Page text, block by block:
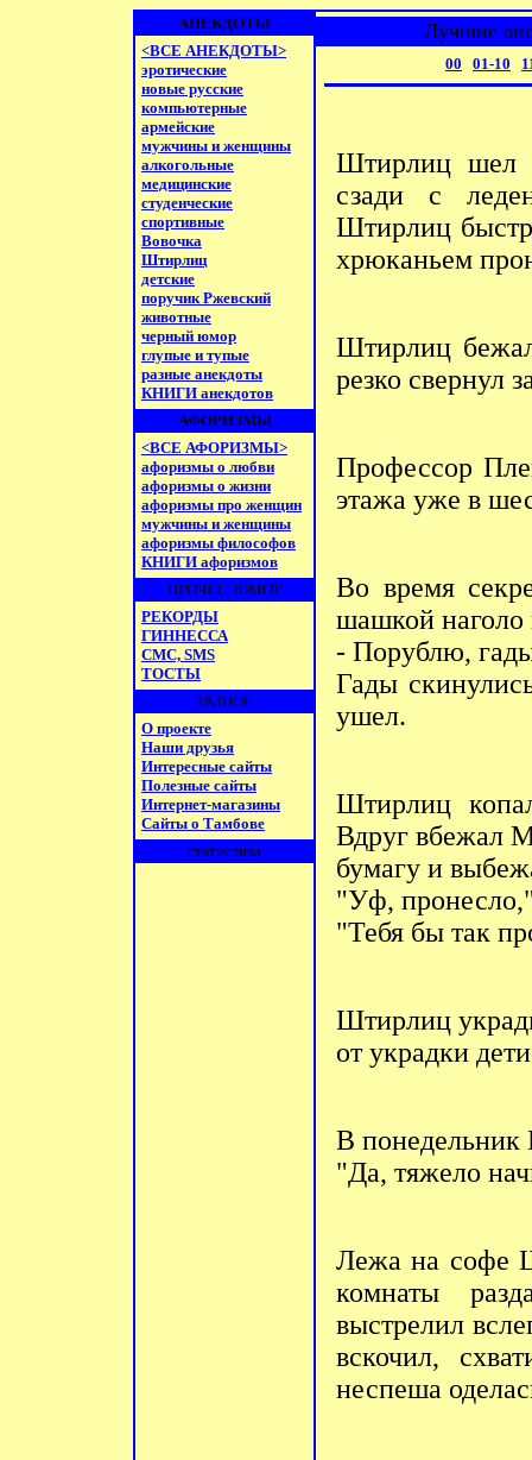
АНЕКДОТЫ
<ВСЕ АНЕКДОТЫ>
эротические
новые русские
компьютерные
армейские
мужчины и женщины
алкогольные
медицинские
студенческие
спортивные
Вовочка
Штирлиц
детские
поручик Ржевский
животные
черный юмор
глупые и тупые
разные анекдоты
КНИГИ анекдотов
АФОРИЗМЫ
<ВСЕ АФОРИЗМЫ>
афоризмы о любви
афоризмы о жизни
афоризмы про женщин
мужчины и женщины
афоризмы философов
КНИГИ афоризмов
ПРОЧЕЕ, ЮМОР
РЕКОРДЫ
ГИННЕССА
СМС, SMS
ТОСТЫ
РАЗНОЕ
О проекте
Наши друзья
Интересные сайты
Полезные сайты
Интернет-магазины
Сайты о Тамбове
статистика
Лучшие
00 01-10
Штирлиц шел
сзади с
Штирлиц
хрюканьем
Штирлиц
резко свернул
Профессор
этажа уже в
Во время
шашкой наголо
- Порублю,
Гады
ушел.
Штиpлиц
Вдpуг вбежал
бумагу и
"Уф,
"Тебя бы так
Штирлиц
от украдки
В понедельник
"Да, тяжело
Лежа на софе
комнаты
выстрелил
вскочил,
неспеша